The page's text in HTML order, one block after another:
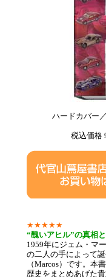
ハードカバー
税込価格
★★★★★
“醜いアヒル”の真相
1959年にジェム・マ
の二人の手によって
（Marcos）です。本
歴史をまとめあげた